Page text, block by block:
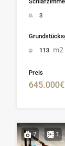
3
113 m2
Preis
645.000€
7 1